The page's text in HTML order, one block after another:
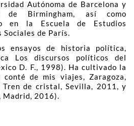
Autónoma de Barcelona y
Birmingham, así como
en la Escuela de Estudios
Sociales de París.
ensayos de historia política,
Los discursos políticos del
D. F., 1998). Ha cultivado la
de mis viajes, Zaragoza,
de cristal, Sevilla, 2011, y
Madrid, 2016).